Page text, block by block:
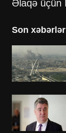
Əlaqə üçün
Son xəbərlər